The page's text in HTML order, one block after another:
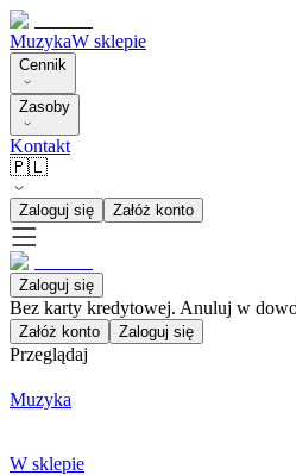
MuzykaW sklepie
Cennik
Zasoby
Kontakt
🇵🇱
Zaloguj się Załóż konto
Zaloguj się
Bez karty kredytowej. Anuluj w
Załóż konto Zaloguj się
Przeglądaj
Muzyka
W sklepie